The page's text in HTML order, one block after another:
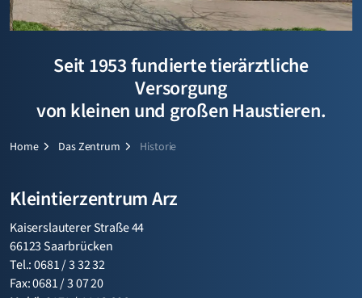
Seit 1953 fundierte tierärztliche
Versorgung
von kleinen und großen Haustieren.
Home Das Zentrum Historie
Kleintierzentrum Arz
Kaiserslauterer Straße 44
66123 Saarbrücken
Tel.: 0681 / 3 32 32
Fax: 0681 / 3 07 20